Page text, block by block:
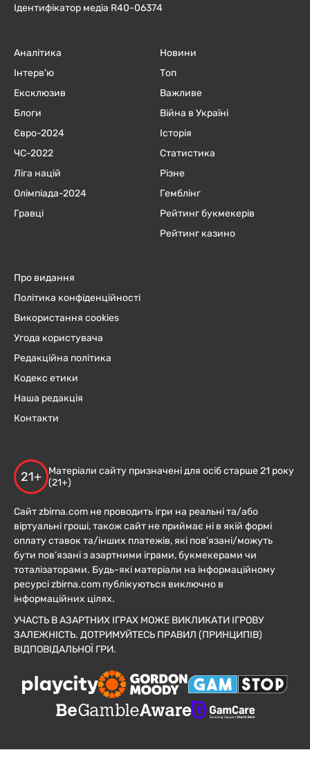
Ідентифікатор медіа R40-06374
Аналітика
Інтерв'ю
Ексклюзив
Блоги
Євро-2024
ЧC-2022
Ліга націй
Олімпіада-2024
Гравці
Новини
Топ
Важливе
Війна в Україні
Історія
Статистика
Різне
Гемблінг
Рейтинг букмекерів
Рейтинг казино
Про видання
Політика конфіденційності
Використання cookies
Угода користувача
Редакційна політика
Кодекс етики
Наша редакція
Контакти
21+
Матеріали сайту призначені для осіб старше 21 року
(21+)
Сайт zbirna.com не проводить ігри на реальні та/або
віртуальні гроші, також сайт не приймає ні в якій формі
оплату ставок та/інших платежів, які пов’язані/можуть
бути пов’язані з азартними іграми, букмекерами чи
тоталізаторами. Будь-які матеріали на інформаційному
ресурсі zbirna.com публікуються виключно в
інформаційних цілях.
УЧАСТЬ В АЗАРТНИХ ІГРАХ МОЖЕ ВИКЛИКАТИ ІГРОВУ
ЗАЛЕЖНІСТЬ. ДОТРИМУЙТЕСЬ ПРАВИЛ (ПРИНЦИПІВ)
ВІДПОВІДАЛЬНОЇ ГРИ.